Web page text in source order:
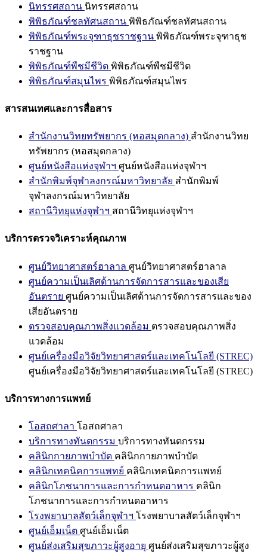
นิทรรศสถาน นิทรรศสถาน
พิพิธภัณฑ์ชลทัศนสถาน พิพิธภัณฑ์ชลทัศนสถาน
พิพิธภัณฑ์พระจุฑาธุชราชฐาน พิพิธภัณฑ์พระจุฑาธุช
ราชฐาน
พิพิธภัณฑ์พืชมีชีวิต พิพิธภัณฑ์พืชมีชีวิต
พิพิธภัณฑ์สมุนไพร พิพิธภัณฑ์สมุนไพร
สารสนเทศและการสื่อสาร
สำนักงานวิทยทรัพยากร (หอสมุดกลาง) สำนักงานวิทย
ทรัพยากร (หอสมุดกลาง)
ศูนย์หนังสือแห่งจุฬาฯ ศูนย์หนังสือแห่งจุฬาฯ
สำนักพิมพ์จุฬาลงกรณ์มหาวิทยาลัย สำนักพิมพ์
จุฬาลงกรณ์มหาวิทยาลัย
สถานีวิทยุแห่งจุฬาฯ สถานีวิทยุแห่งจุฬาฯ
บริการตรวจวิเคราะห์คุณภาพ
ศูนย์วิทยาศาสตร์ฮาลาล ศูนย์วิทยาศาสตร์ฮาลาล
ศูนย์ความเป็นเลิศด้านการจัดการสารและของเสีย
อันตราย ศูนย์ความเป็นเลิศด้านการจัดการสารและของ
เสียอันตราย
ตรวจสอบคุณภาพสิ่งแวดล้อม ตรวจสอบคุณภาพสิ่ง
แวดล้อม
ศูนย์เครื่องมือวิจัยวิทยาศาสตร์และเทคโนโลยี (STREC)
ศูนย์เครื่องมือวิจัยวิทยาศาสตร์และเทคโนโลยี (STREC)
บริการทางการแพทย์
โอสถศาลา โอสถศาลา
บริการทางทันตกรรม บริการทางทันตกรรม
คลินิกกายภาพบำบัด คลินิกกายภาพบำบัด
คลินิกเทคนิคการแพทย์ คลินิกเทคนิคการแพทย์
คลินิกโภชนาการและการกำหนดอาหาร คลินิก
โภชนาการและการกำหนดอาหาร
โรงพยาบาลสัตว์เล็กจุฬาฯ โรงพยาบาลสัตว์เล็กจุฬาฯ
ศูนย์เอ็มเน็ต ศูนย์เอ็มเน็ต
ศูนย์ส่งเสริมสุขภาวะผู้สูงอายุ ศูนย์ส่งเสริมสุขภาวะผู้สูง